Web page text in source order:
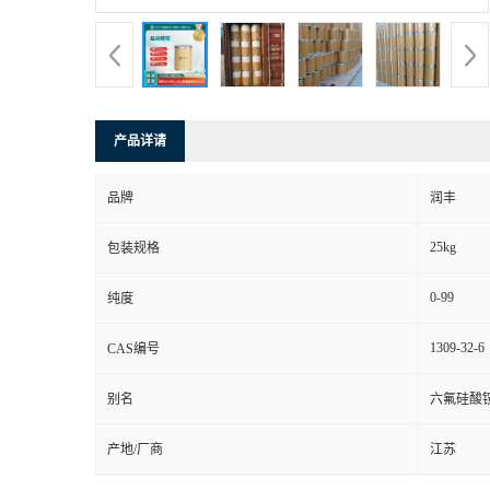
产品详请
品牌 润丰
包装规格 25kg
纯度 0-99
CAS编号 1309-32-6
别名 六氟硅酸
产地/厂商 江苏